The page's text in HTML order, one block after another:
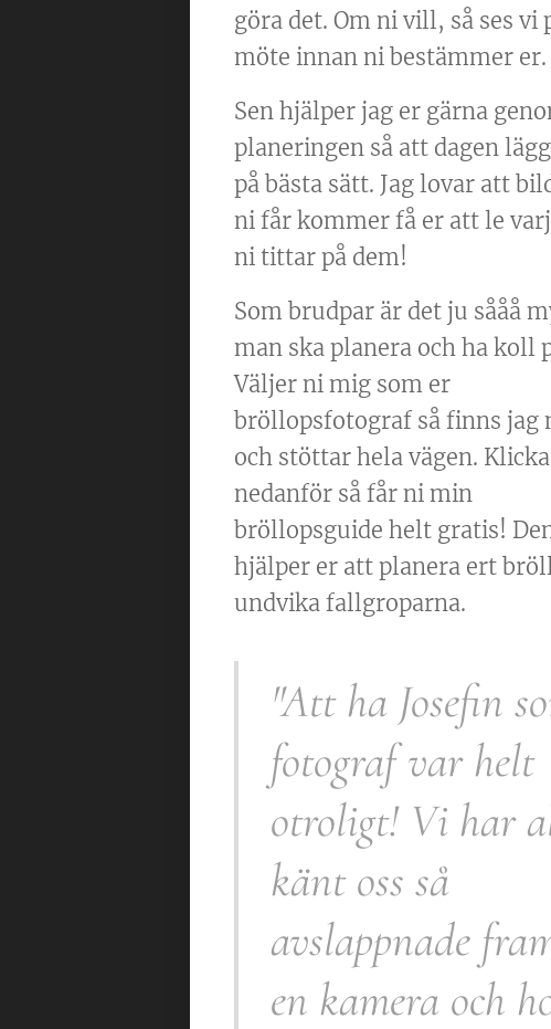
göra det. Om ni vill, så ses vi
möte innan ni bestämmer er.
Sen hjälper jag er gärna
planeringen så att dagen
på bästa sätt. Jag lovar att
ni får kommer få er att le
ni tittar på dem!
Som brudpar är det ju sååå
man ska planera och ha koll
Väljer ni mig som er
bröllopsfotograf så finns jag
och stöttar hela vägen.
nedanför så får ni min
bröllopsguide helt gratis!
hjälper er att planera ert
undvika fallgroparna.
"Att ha Josefin
fotograf var helt
otroligt! Vi har
känt oss så
avslappnade
en kamera och